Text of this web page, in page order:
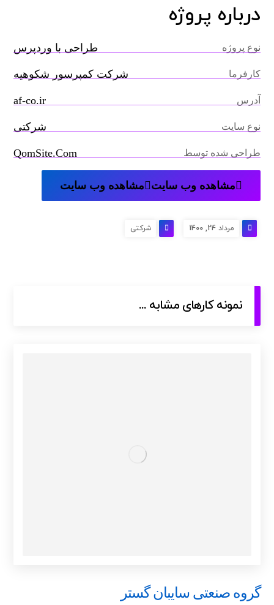
درباره پروژه
نوع پروژه طراحی با وردپرس
کارفرما شرکت کمپرسور شکوهیه
آدرس af-co.ir
نوع سایت شرکتی
طراحی شده توسط QomSite.Com
مشاهده وب سایت مشاهده وب سایت
مرداد 24, 1400 شرکتی
نمونه کارهای مشابه ...
گروه صنعتی سایبان گستر